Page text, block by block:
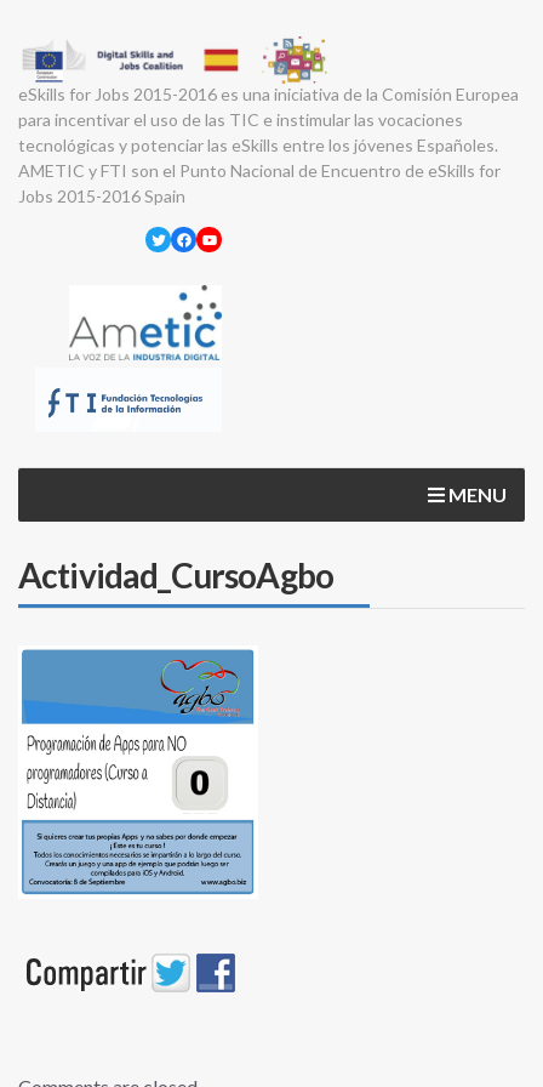
eSkills for Jobs 2015-2016 es una iniciativa de la Comisión Europea
para incentivar el uso de las TIC e instimular las vocaciones
tecnológicas y potenciar las eSkills entre los jóvenes Españoles.
AMETIC y FTI son el Punto Nacional de Encuentro de eSkills for
Jobs 2015-2016 Spain
Twitter
Facebook
YouTube
MENU
Actividad_CursoAgbo